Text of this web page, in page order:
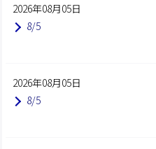
2026年08月05日
8/5
2026年08月05日
8/5